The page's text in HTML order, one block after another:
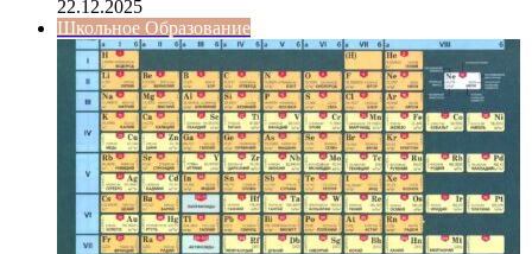
22.12.2025
Школьное Образование